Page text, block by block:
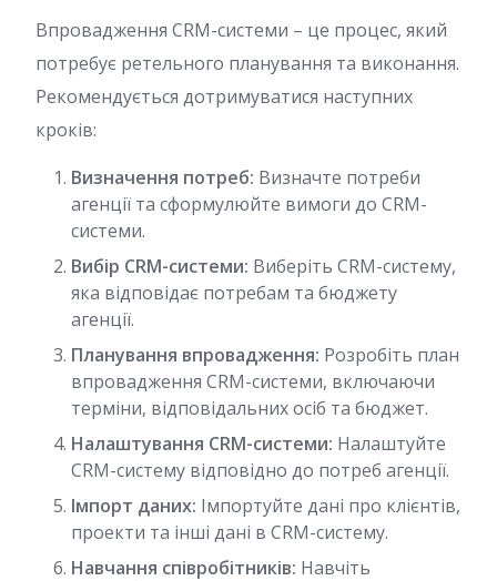
Впровадження CRM-системи – це процес, який
потребує ретельного планування та виконання.
Рекомендується дотримуватися наступних
кроків:
Визначення потреб: Визначте потреби
агенції та сформулюйте вимоги до CRM-
системи.
Вибір CRM-системи: Виберіть CRM-систему,
яка відповідає потребам та бюджету
агенції.
Планування впровадження: Розробіть план
впровадження CRM-системи, включаючи
терміни, відповідальних осіб та бюджет.
Налаштування CRM-системи: Налаштуйте
CRM-систему відповідно до потреб агенції.
Імпорт даних: Імпортуйте дані про клієнтів,
проекти та інші дані в CRM-систему.
Навчання співробітників: Навчіть